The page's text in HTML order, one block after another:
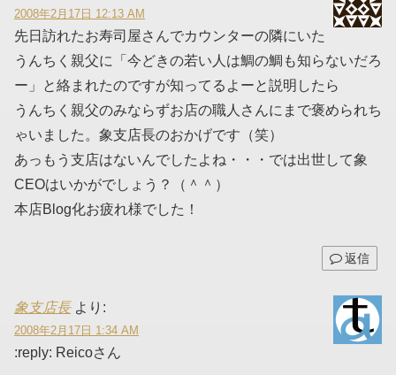
2008年2月17日 12:13 AM
先日訪れたお寿司屋さんでカウンターの隣にいた
うんちく親父に「今どきの若い人は鯛の鯛も知らないだろ
ー」と絡まれたのですが知ってるよーと説明したら
うんちく親父のみならずお店の職人さんにまで褒められち
ゃいました。象支店長のおかげです（笑）
あっもう支店はないんでしたよね・・・では出世して象
CEOはいかがでしょう？（＾＾）
本店Blog化お疲れ様でした！
返信
象支店長 より:
2008年2月17日 1:34 AM
:reply: Reicoさん